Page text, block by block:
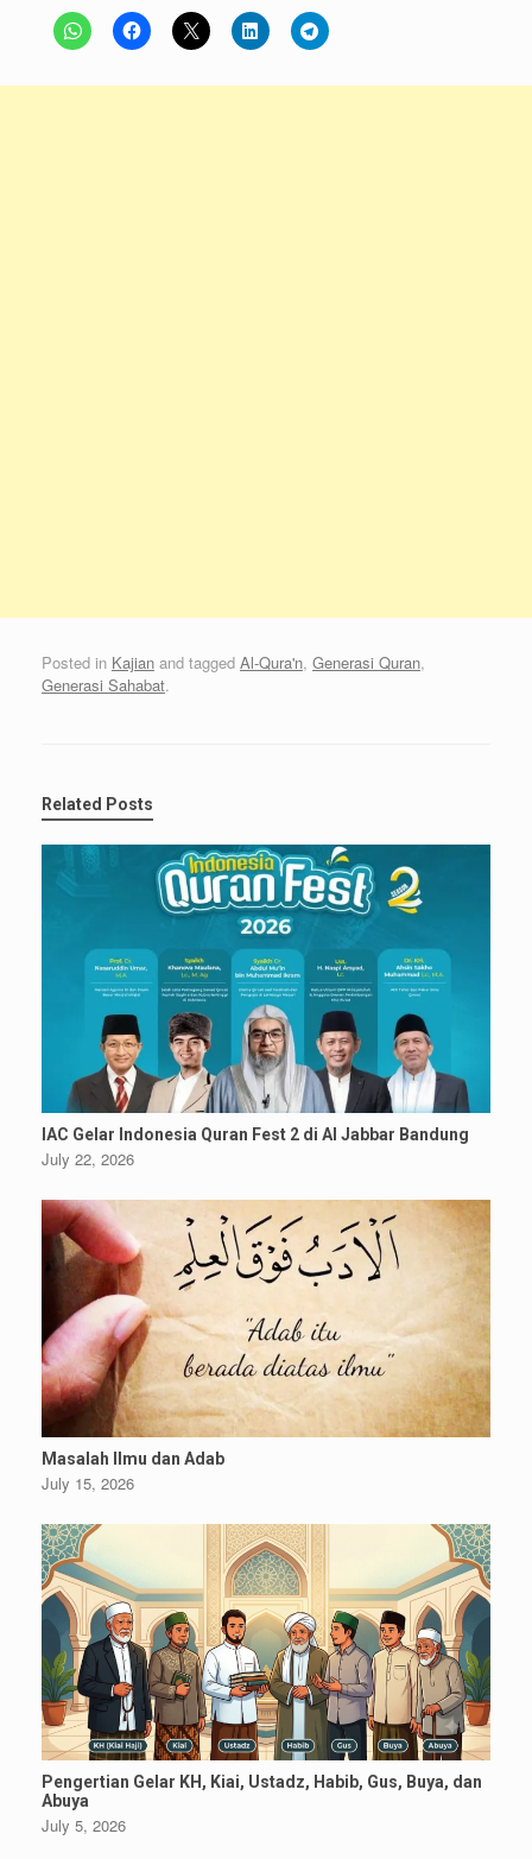
Posted in Kajian and tagged Al-Qura'n, Generasi Quran,
Generasi Sahabat.
Related Posts
IAC Gelar Indonesia Quran Fest 2 di Al Jabbar Bandung
July 22, 2026
Masalah Ilmu dan Adab
July 15, 2026
Pengertian Gelar KH, Kiai, Ustadz, Habib, Gus, Buya, dan
Abuya
July 5, 2026